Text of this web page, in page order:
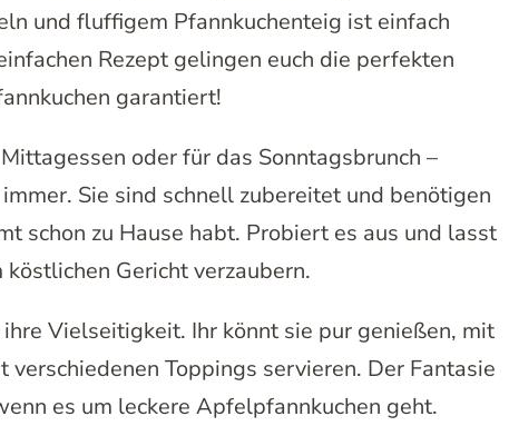
und fluffigem Pfannkuchenteig ist einfach
Rezept gelingen euch die perfekten
garantiert!
oder für das Sonntagsbrunch –
Sie sind schnell zubereitet und benötigen
schon zu Hause habt. Probiert es aus und lasst
köstlichen Gericht verzaubern.
Vielseitigkeit. Ihr könnt sie pur genießen, mit
Toppings servieren. Der Fantasie
es um leckere Apfelpfannkuchen geht.